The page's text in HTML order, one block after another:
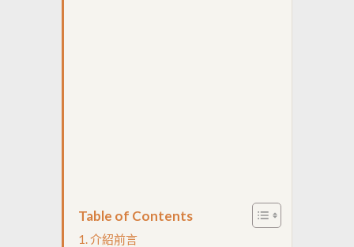
Table of Contents
介紹前言